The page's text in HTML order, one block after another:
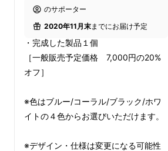
のサポーター
2020年11月末までにお届け予定
・完成した製品１個
［一般販売予定価格 7,000円の20%
オフ］
※色はブルー/コーラル/ブラック/ホワ
イトの４色からお選びいただけます。
※デザイン・仕様は変更になる可能性